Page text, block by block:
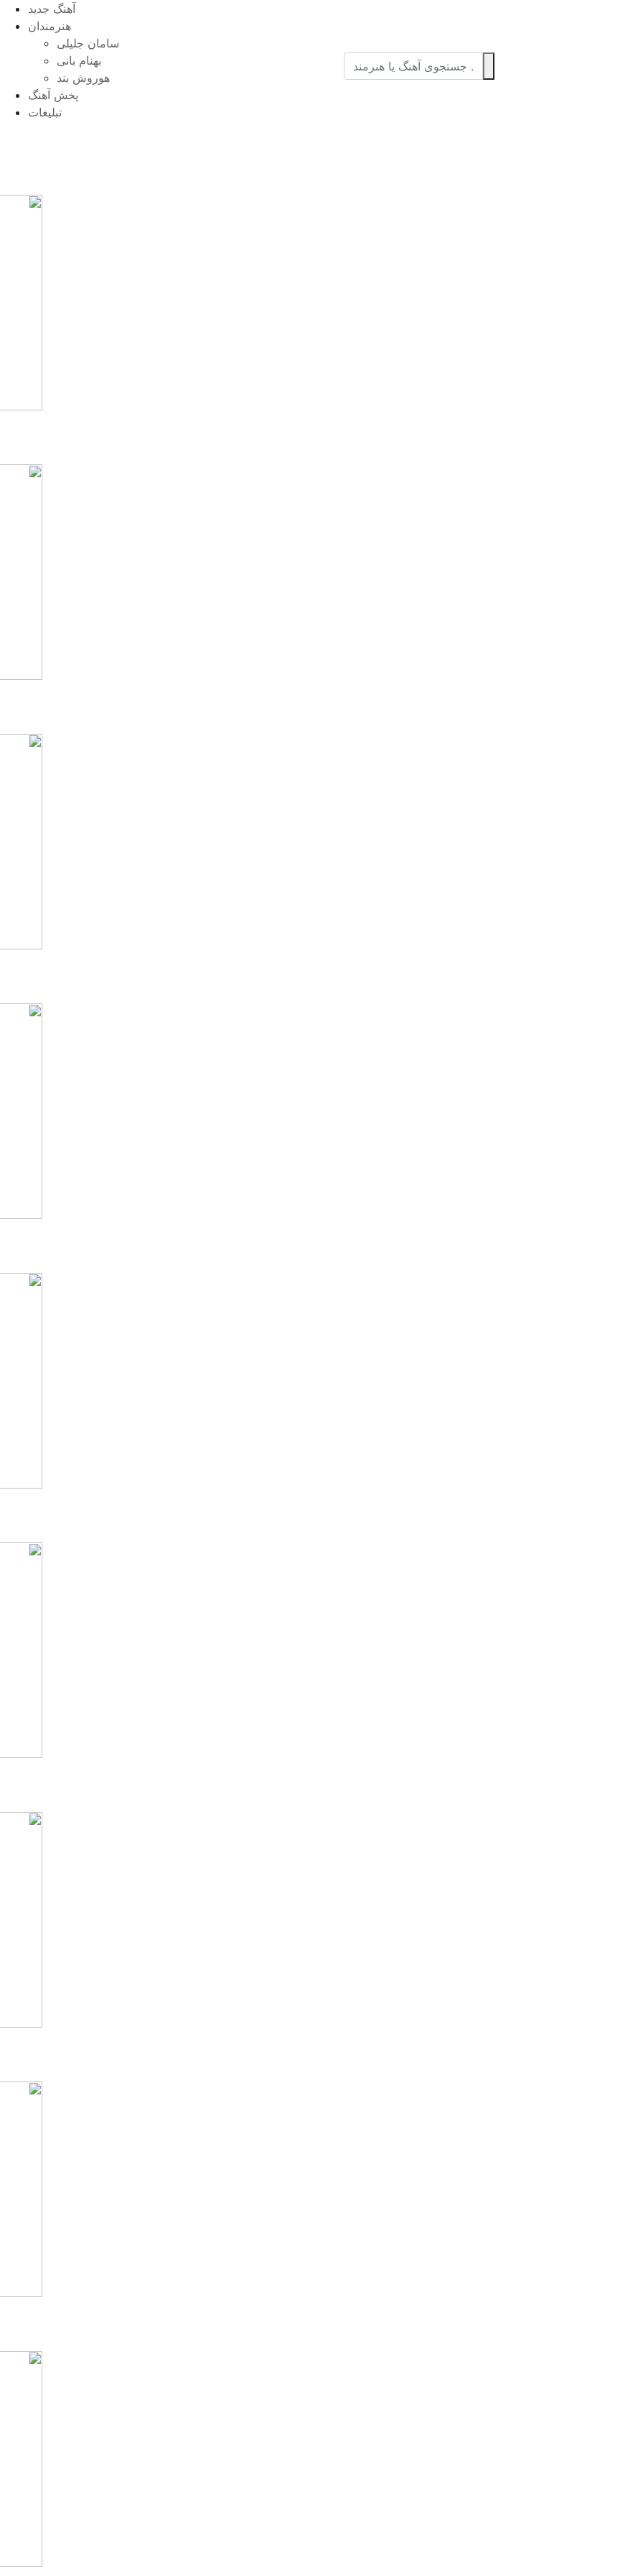
آهنگ جدید
هنرمندان
سامان جلیلی
بهنام بانی
هوروش بند
پخش آهنگ
تبلیغات